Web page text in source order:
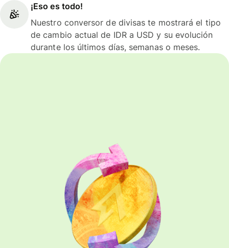
¡Eso es todo!
Nuestro conversor de divisas te mostrará el tipo
de cambio actual de IDR a USD y su evolución
durante los últimos días, semanas o meses.